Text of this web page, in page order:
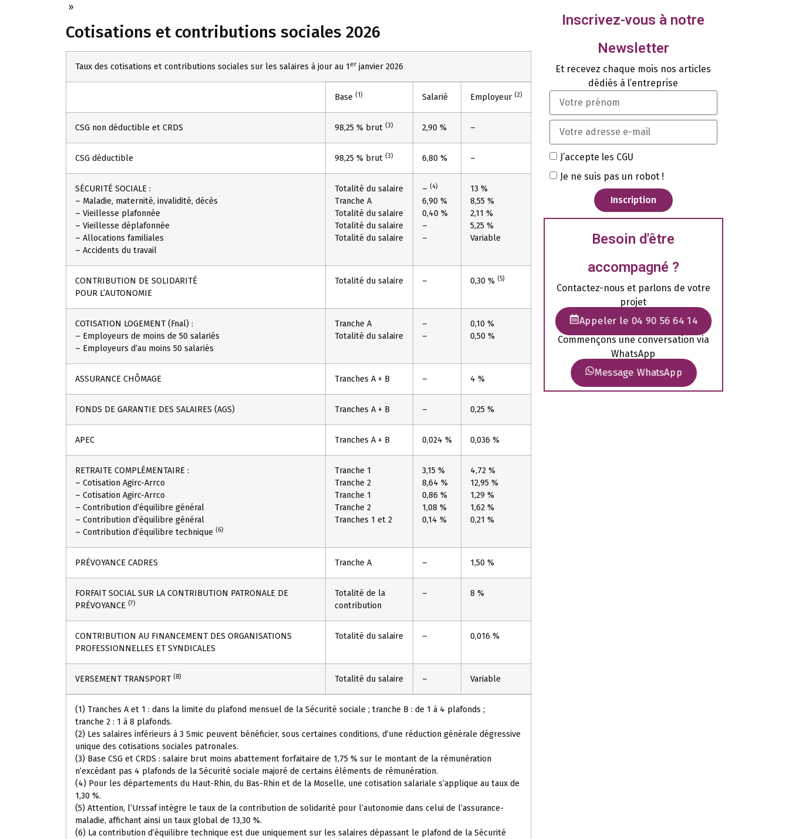
»
Cotisations et contributions sociales 2026
Taux des cotisations et contributions sociales sur les salaires à jour au 1er janvier 2026
Base (1) Salarié Employeur (2)
CSG non déductible et CRDS 98,25 % brut (3) 2,90 % –
CSG déductible 98,25 % brut (3) 6,80 % –
SÉCURITÉ SOCIALE :
– Maladie, maternité, invalidité, décès
– Vieillesse plafonnée
– Vieillesse déplafonnée
– Allocations familiales
– Accidents du travail
Totalité du salaire
Tranche A
Totalité du salaire
Totalité du salaire
Totalité du salaire
– (4)
6,90 %
0,40 %
–
–
13 %
8,55 %
2,11 %
5,25 %
Variable
CONTRIBUTION DE SOLIDARITÉ
POUR L’AUTONOMIE
Totalité du salaire – 0,30 % (5)
COTISATION LOGEMENT (Fnal) :
– Employeurs de moins de 50 salariés
– Employeurs d’au moins 50 salariés
Tranche A
Totalité du salaire
–
–
0,10 %
0,50 %
ASSURANCE CHÔMAGE Tranches A + B – 4 %
FONDS DE GARANTIE DES SALAIRES (AGS) Tranches A + B – 0,25 %
APEC Tranches A + B 0,024 % 0,036 %
RETRAITE COMPLÉMENTAIRE :
– Cotisation Agirc-Arrco
– Cotisation Agirc-Arrco
– Contribution d’équilibre général
– Contribution d’équilibre général
– Contribution d’équilibre technique (6)
Tranche 1
Tranche 2
Tranche 1
Tranche 2
Tranches 1 et 2
3,15 %
8,64 %
0,86 %
1,08 %
0,14 %
4,72 %
12,95 %
1,29 %
1,62 %
0,21 %
PRÉVOYANCE CADRES Tranche A – 1,50 %
FORFAIT SOCIAL SUR LA CONTRIBUTION PATRONALE DE
PRÉVOYANCE (7)
Totalité de la
contribution
– 8 %
CONTRIBUTION AU FINANCEMENT DES ORGANISATIONS
PROFESSIONNELLES ET SYNDICALES
Totalité du salaire – 0,016 %
VERSEMENT TRANSPORT (8) Totalité du salaire – Variable
(1) Tranches A et 1 : dans la limite du plafond mensuel de la Sécurité sociale ; tranche B : de 1 à 4 plafonds ;
tranche 2 : 1 à 8 plafonds.
(2) Les salaires inférieurs à 3 Smic peuvent bénéficier, sous certaines conditions, d’une réduction générale dégressive
unique des cotisations sociales patronales.
(3) Base CSG et CRDS : salaire brut moins abattement forfaitaire de 1,75 % sur le montant de la rémunération
n’excédant pas 4 plafonds de la Sécurité sociale majoré de certains éléments de rémunération.
(4) Pour les départements du Haut-Rhin, du Bas-Rhin et de la Moselle, une cotisation salariale s’applique au taux de
1,30 %.
(5) Attention, l’Urssaf intègre le taux de la contribution de solidarité pour l’autonomie dans celui de l’assurance-
maladie, affichant ainsi un taux global de 13,30 %.
(6) La contribution d’équilibre technique est due uniquement sur les salaires dépassant le plafond de la Sécurité
Inscrivez-vous à notre
Newsletter
Et recevez chaque mois nos articles
dédiés à l’entreprise
J’accepte les CGU
Je ne suis pas un robot !
Inscription
Besoin d'être
accompagné ?
Contactez-nous et parlons de votre
projet
Appeler le 04 90 56 64 14
Commençons une conversation via
WhatsApp
Message WhatsApp